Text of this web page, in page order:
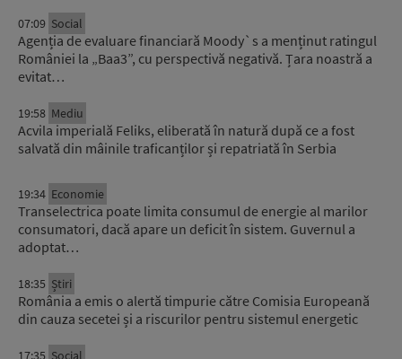
07:09 Social
Agenția de evaluare financiară Moody`s a menținut ratingul
României la „Baa3”, cu perspectivă negativă. Țara noastră a
evitat…
19:58 Mediu
Acvila imperială Feliks, eliberată în natură după ce a fost
salvată din mâinile traficanților și repatriată în Serbia
19:34 Economie
Transelectrica poate limita consumul de energie al marilor
consumatori, dacă apare un deficit în sistem. Guvernul a
adoptat…
18:35 Știri
România a emis o alertă timpurie către Comisia Europeană
din cauza secetei și a riscurilor pentru sistemul energetic
17:35 Social